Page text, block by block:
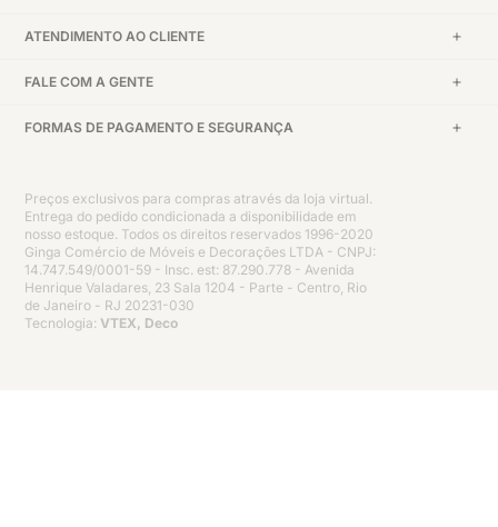
ATENDIMENTO AO CLIENTE
FALE COM A GENTE
FORMAS DE PAGAMENTO E SEGURANÇA
Preços exclusivos para compras através da loja virtual.
Entrega do pedido condicionada a disponibilidade em
nosso estoque. Todos os direitos reservados 1996-2020
Ginga Comércio de Móveis e Decorações LTDA - CNPJ:
14.747.549/0001-59 - Insc. est: 87.290.778 - Avenida
Henrique Valadares, 23 Sala 1204 - Parte - Centro, Rio
de Janeiro - RJ 20231-030
Tecnologia: VTEX, Deco